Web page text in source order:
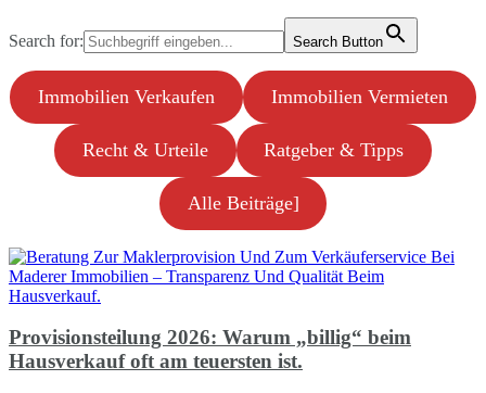
Search for: Search Button
Immobilien Verkaufen Immobilien Vermieten
Recht & Urteile Ratgeber & Tipps
Alle Beiträge]
Provisionsteilung 2026: Warum „billig“ beim
Hausverkauf oft am teuersten ist.